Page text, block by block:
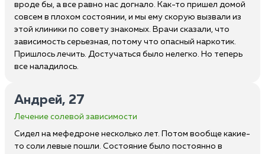
вроде бы, а все равно нас догнало. Как-то пришел домой
совсем в плохом состоянии, и мы ему скорую вызвали из
этой клиники по совету знакомых. Врачи сказали, что
зависимость серьезная, потому что опасный наркотик.
Пришлось лечить. Достучаться было нелегко. Но теперь
все наладилось.
Андрей, 27
Лечение солевой зависимости
Сидел на мефедроне несколько лет. Потом вообще какие-
то соли левые пошли. Состояние было постоянно в